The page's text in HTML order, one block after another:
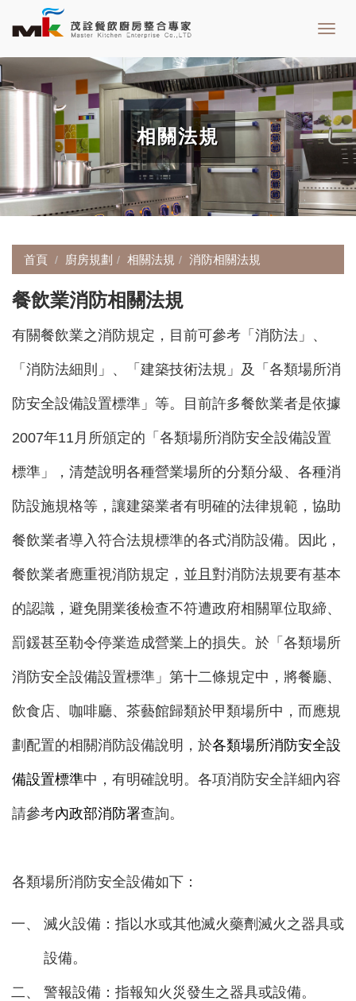
相關法規
首頁 廚房規劃 相關法規 消防相關法規
餐飲業消防相關法規
有關餐飲業之消防規定，目前可參考「消防法」、
「消防法細則」、「建築技術法規」及「各類場所消
防安全設備設置標準」等。目前許多餐飲業者是依據
2007年11月所頒定的「各類場所消防安全設備設置
標準」，清楚說明各種營業場所的分類分級、各種消
防設施規格等，讓建築業者有明確的法律規範，協助
餐飲業者導入符合法規標準的各式消防設備。因此，
餐飲業者應重視消防規定，並且對消防法規要有基本
的認識，避免開業後檢查不符遭政府相關單位取締、
罰鍰甚至勒令停業造成營業上的損失。於「各類場所
消防安全設備設置標準」第十二條規定中，將餐廳、
飲食店、咖啡廳、茶藝館歸類於甲類場所中，而應規
劃配置的相關消防設備說明，於各類場所消防安全設
備設置標準中，有明確說明。各項消防安全詳細內容
請參考內政部消防署查詢。
各類場所消防安全設備如下：
滅火設備：指以水或其他滅火藥劑滅火之器具或
設備。
警報設備：指報知火災發生之器具或設備。